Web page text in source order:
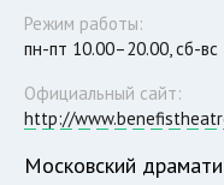
Режим работы:
пн-пт 10.00–20.00, сб-
Официальный сайт:
http://
Московский